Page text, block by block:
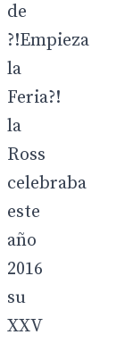
de
?!Empieza
la
Feria?!
la
Ross
celebraba
este
año
2016
su
XXV